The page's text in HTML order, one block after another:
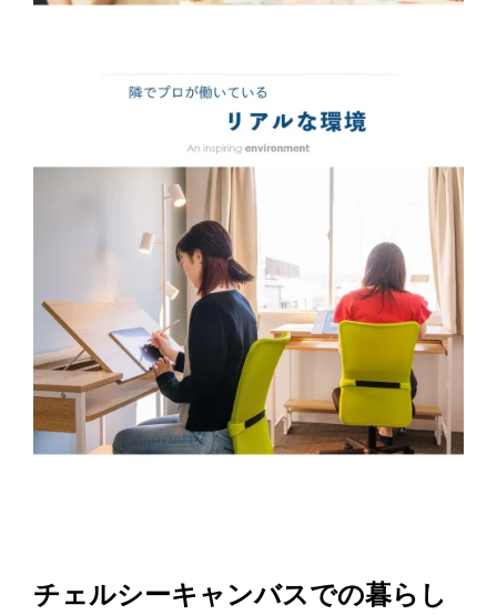
チェルシーキャンバスでの暮らし